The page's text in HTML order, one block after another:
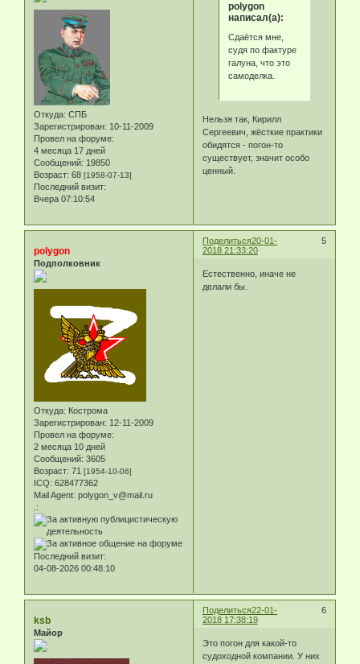
Откуда: СПБ
Зарегистрирован: 10-11-2009
Провел на форуме:
4 месяца 17 дней
Сообщений: 19850
Возраст: 68 [1958-07-13]
Последний визит:
Вчера 07:10:54
polygon
написал(а):
Сдаётся мне,
судя по фактуре
галуна, что это
самоделка.
Нельзя так, Кирилл
Сергеевич, жёсткие практики
обидятся - погон-то
существует, значит особо
ценный.
Поделиться 5
20-01-
2018 21:33:20
polygon
Подполковник
Откуда: Кострома
Зарегистрирован: 12-11-2009
Провел на форуме:
2 месяца 10 дней
Сообщений: 3605
Возраст: 71 [1954-10-06]
ICQ: 628477362
Mail Agent: polygon_v@mail.ru
.:
Последний визит:
04-08-2026 00:48:10
Естественно, иначе не
делали бы.
Поделиться 6
22-01-
2018 17:38:19
ksb
Майор
Это погон для какой-то
судоходной компании. У них